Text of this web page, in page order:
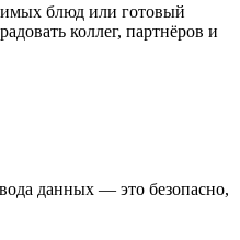
блюд или готовый
коллег, партнёров и
данных — это безопасно,